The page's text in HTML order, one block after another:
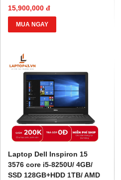
HDsaison - chỉ cần CMND
BLX hoặc hộ khẩu gốc )
Giảm 20%khi nâng cấp Ram-
SSD
10.000 Voucher Giảm
Giá 500.000đ
15,900,000 đ
MUA NGAY
Laptop Dell Inspiron 15
3576 core i5-8250U/ 4GB/
SSD 128GB+HDD 1TB/ AMD